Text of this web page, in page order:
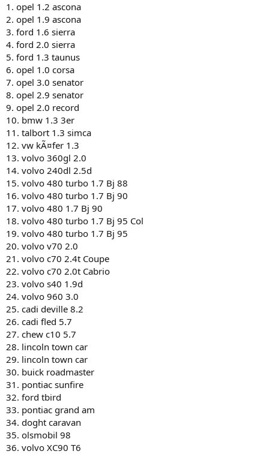
1. opel 1.2 ascona
2. opel 1.9 ascona
3. ford 1.6 sierra
4. ford 2.0 sierra
5. ford 1.3 taunus
6. opel 1.0 corsa
7. opel 3.0 senator
8. opel 2.9 senator
9. opel 2.0 record
10. bmw 1.3 3er
11. talbort 1.3 simca
12. vw kÃ¤fer 1.3
13. volvo 360gl 2.0
14. volvo 240dl 2.5d
15. volvo 480 turbo 1.7 Bj 88
16. volvo 480 turbo 1.7 Bj 90
17. volvo 480 1.7 Bj 90
18. volvo 480 turbo 1.7 Bj 95 Col
19. volvo 480 turbo 1.7 Bj 95
20. volvo v70 2.0
21. volvo c70 2.4t Coupe
22. volvo c70 2.0t Cabrio
23. volvo s40 1.9d
24. volvo 960 3.0
25. cadi deville 8.2
26. cadi fled 5.7
27. chew c10 5.7
28. lincoln town car
29. lincoln town car
30. buick roadmaster
31. pontiac sunfire
32. ford tbird
33. pontiac grand am
34. doght caravan
35. olsmobil 98
36. volvo XC90 T6